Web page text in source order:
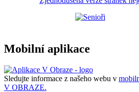
Mobilní aplikace
Sledujte informace z našeho webu v
V OBRAZE.